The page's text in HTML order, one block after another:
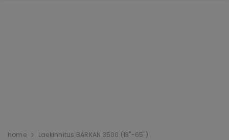
home Laekinnitus BARKAN 3500 (13"-65")